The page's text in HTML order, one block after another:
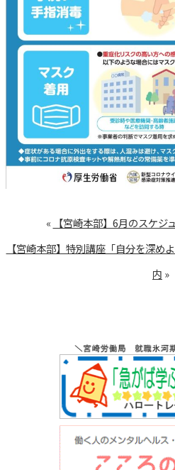
«
【宮崎本部】6月のスケジ
【宮崎本部】特別講座「自分を深め
内 »